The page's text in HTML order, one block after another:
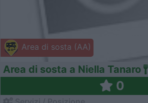
Area di sosta (AA)
Area di sosta a Niella Tanaro
0